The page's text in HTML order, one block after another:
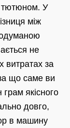
тютюном. У
між
не
витратах за
що саме ви
якісного
довго,
в машину